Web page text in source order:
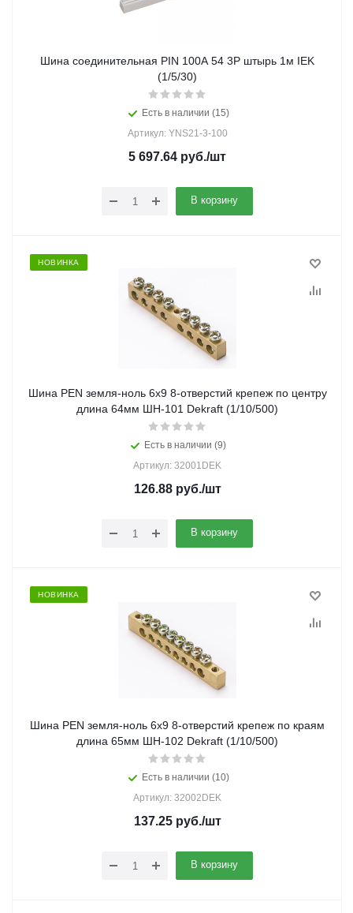
Шина соединительная PIN 100А 54 3Р штырь 1м IEK
(1/5/30)
Есть в наличии (15)
Артикул: YNS21-3-100
5 697.64 руб./шт
В корзину
НОВИНКА
Шина PEN земля-ноль 6х9 8-отверстий крепеж по центру
длина 64мм ШН-101 Dekraft (1/10/500)
Есть в наличии (9)
Артикул: 32001DEK
126.88руб./шт
В корзину
НОВИНКА
Шина PEN земля-ноль 6х9 8-отверстий крепеж по краям
длина 65мм ШН-102 Dekraft (1/10/500)
Есть в наличии (10)
Артикул: 32002DEK
137.25руб./шт
В корзину